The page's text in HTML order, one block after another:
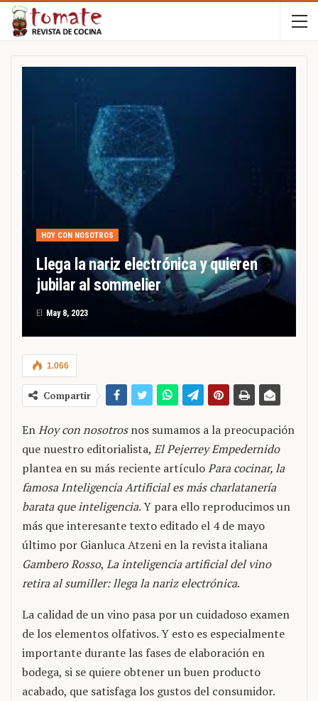
HOY CON NOSOTROS
Llega la nariz electrónica y quieren
jubilar al sommelier
El May 8, 2023
1.066
Compartir
EnHoy con nosotrosnos sumamos a la preocupación
que nuestro editorialista, El Pejerrey Empedernido
plantea en su más reciente artículoPara cocinar, la
famosa Inteligencia Artificial es más charlatanería
barata que inteligencia. Y para ello reproducimos un
más que interesante texto editado el 4 de mayo
último por Gianluca Atzeni en la revista italiana
Gambero Rosso, La inteligencia artificial del vino
retira al sumiller: llega la nariz electrónica.
La calidad de un vino pasa por un cuidadoso examen
de los elementos olfativos. Y esto es especialmente
importante durante las fases de elaboración en
bodega, si se quiere obtener un buen producto
acabado, que satisfaga los gustos del consumidor.